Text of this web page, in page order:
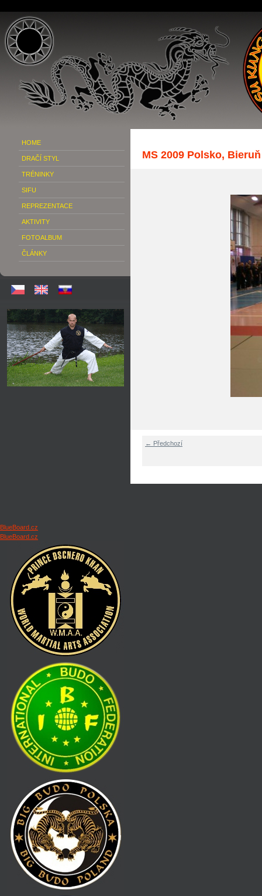
HOME
DRAČÍ STYL
TRÉNINKY
SIFU
REPREZENTACE
AKTIVITY
FOTOALBUM
ČLÁNKY
BlueBoard.cz
BlueBoard.cz
MS 2009 Polsko, Bieruň
← Předchozí